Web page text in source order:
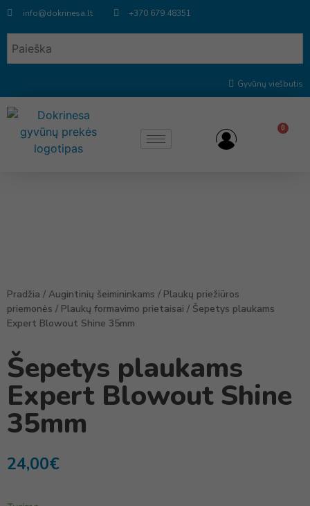
info@dokrinesa.lt +370 679 48351
Gyvūnų viešbutis
0
Pradžia / Augintinių šeimininkams / Plaukų priežiūros
priemonės / Plaukų formavimo prietaisai / Šepetys plaukams
Expert Blowout Shine 35mm
Šepetys plaukams
Expert Blowout Shine
35mm
24,00€